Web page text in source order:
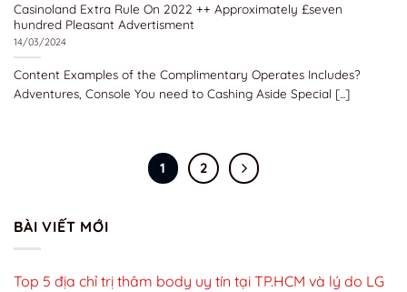
Casinoland Extra Rule On 2022 ++ Approximately £seven
hundred Pleasant Advertisment
14/03/2024
Content Examples of the Complimentary Operates Includes?
Adventures, Console You need to Cashing Aside Special [...]
1 2
BÀI VIẾT MỚI
Top 5 địa chỉ trị thâm body uy tín tại TP.HCM và lý do LG